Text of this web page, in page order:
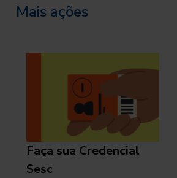
Mais ações
Faça sua Credencial
Sesc